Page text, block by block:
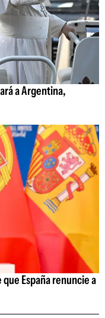
a Argentina,
España renuncie a